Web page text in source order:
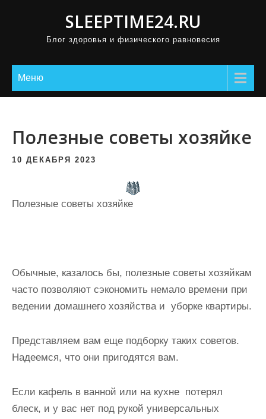
SLEEPTIME24.RU
Блог здоровья и физического равновесия
Меню
Полезные советы хозяйке
10 ДЕКАБРЯ 2023
Полезные советы хозяйке
Обычные, казалось бы, полезные советы хозяйкам
часто позволяют сэкономить немало времени при
ведении домашнего хозяйства и уборке квартиры.
Представляем вам еще подборку таких советов.
Надеемся, что они пригодятся вам.
Если кафель в ванной или на кухне потерял
блеск, и у вас нет под рукой универсальных